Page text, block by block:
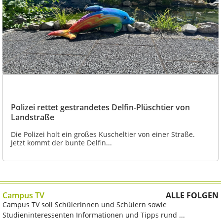
Polizei rettet gestrandetes Delfin-Plüschtier von
Landstraße
Die Polizei holt ein großes Kuscheltier von einer Straße.
Jetzt kommt der bunte Delfin...
Campus TV ALLE FOLGEN
Campus TV soll Schülerinnen und Schülern sowie
Studieninteressenten Informationen und Tipps rund ...